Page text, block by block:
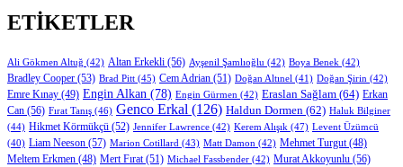
ETIKETLER
Ali Gökmen Altuğ (42) Altan Erkekli (56) Ayşenil Şamlıoğlu (42) Boya Benek (42)
Bradley Cooper (53) Brad Pitt (45) Cem Adrian (51) Doğan Altınel (41) Doğan Şirin (42)
Emre Kınay (49) Engin Alkan (78) Engin Gürmen (42) Eraslan Sağlam (64) Erkan
Can (56) Fırat Tanış (46) Genco Erkal (126) Haldun Dormen (62) Haluk Bilginer
(44) Hikmet Körmükçü (52) Jennifer Lawrence (42) Kerem Alışık (47) Levent Üzümcü
(40) Liam Neeson (57) Marion Cotillard (43) Matt Damon (42) Mehmet Turgut (48)
Meltem Erkmen (48) Mert Fırat (51) Michael Fassbender (42) Murat Akkoyunlu (56)